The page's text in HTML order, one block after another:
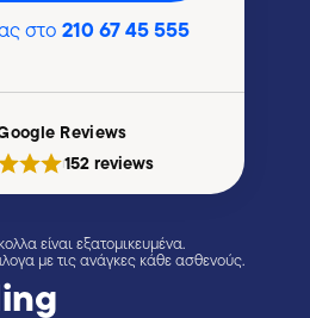
στο 210 67 45 555
Reviews
|152 reviews
είναι εξατομικευμένα.
με τις ανάγκες κάθε ασθενούς.